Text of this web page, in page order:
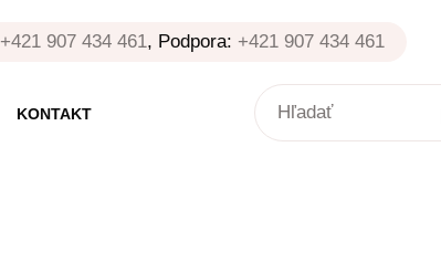
+421 907 434 461, Podpora: +421 907 434 461
KONTAKT